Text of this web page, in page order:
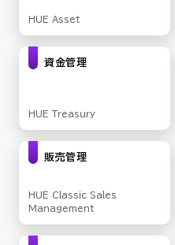
HUE Asset
資金管理
HUE Treasury
販売管理
HUE Classic Sales
Management